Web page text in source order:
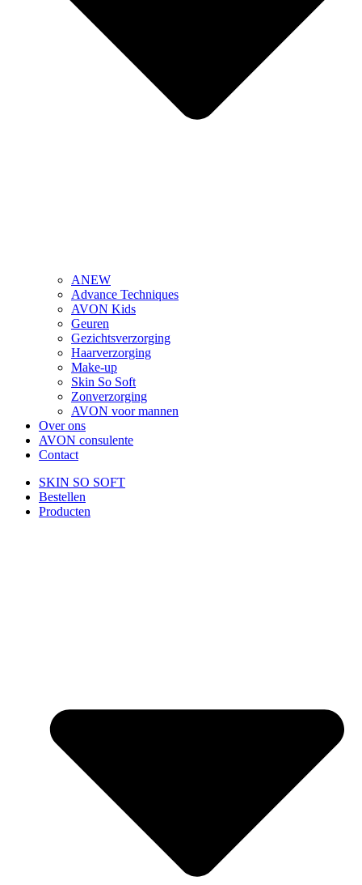
ANEW
Advance Techniques
AVON Kids
Geuren
Gezichtsverzorging
Haarverzorging
Make-up
Skin So Soft
Zonverzorging
AVON voor mannen
Over ons
AVON consulente
Contact
SKIN SO SOFT
Bestellen
Producten